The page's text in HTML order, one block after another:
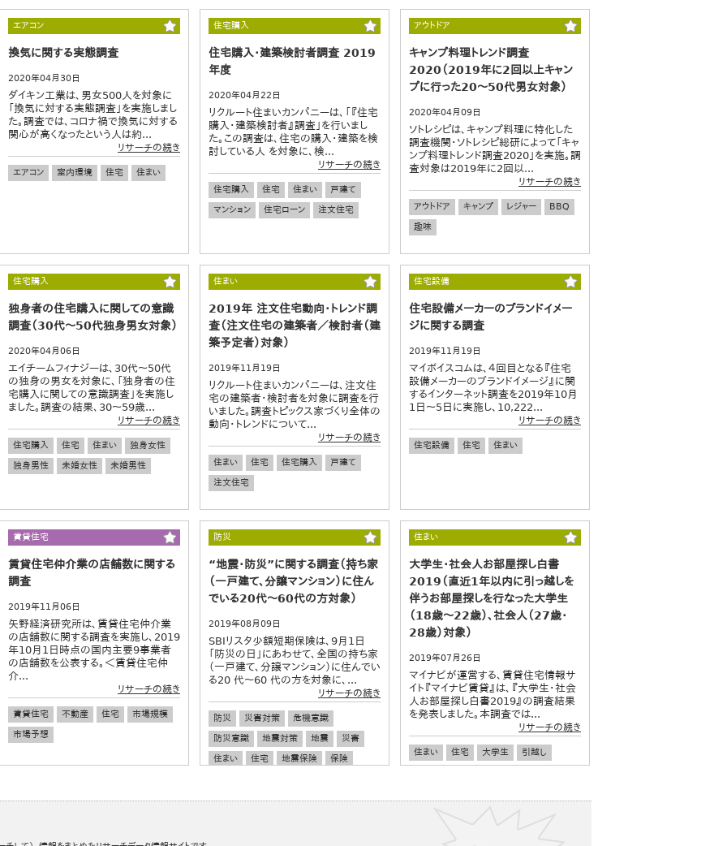
エアコン
換気に関する実態調査
2020年04月30日
ダイキン工業は、男女500人を対象に
「換気に対する実態調査」を実施しまし
た。調査では、コロナ禍で換気に対する
関心が高くなったという人は約...
リサーチの続き
エアコン 室内環境 住宅 住まい
住宅購入
住宅購入・建築検討者調査 2019
年度
2020年04月22日
リクルート住まいカンパニーは、「『住宅
購入・建築検討者』調査」を行いまし
た。この調査は、住宅の購入・建築を検
討している人 を対象に、検...
リサーチの続き
住宅購入 住宅 住まい
戸建て
マンション
住宅ローン 注文住宅
アウトドア
キャンプ料理トレンド調査
2020（2019年に2回以上キャン
プに行った20～50代男女対象）
2020年04月09日
ソトレシピは、キャンプ料理に特化した
調査機関・ソトレシピ総研によって「キャ
ンプ料理トレンド調査2020」を実施。調
査対象は2019年に2回以...
リサーチの続き
アウトドア キャンプ レジャー
BBQ
趣味
住宅購入
独身者の住宅購入に関しての意識
調査（30代～50代独身男女対象）
2020年04月06日
エイチームフィナジーは、30代～50代
の独身の男女を対象に、「独身者の住
宅購入に関しての意識調査」を実施し
ました。調査の結果、30～59歳...
リサーチの続き
住宅購入 住宅 住まい
独身女性
独身男性
未婚女性 未婚男性
住まい
2019年 注文住宅動向・トレンド調
査（注文住宅の建築者／検討者（建
築予定者）対象）
2019年11月19日
リクルート住まいカンパニーは、注文住
宅の建築者・検討者を対象に調査を行
いました。調査トピックス家づくり全体の
動向・トレンドについて...
リサーチの続き
住まい 住宅 住宅購入
戸建て
注文住宅
住宅設備
住宅設備メーカーのブランドイメー
ジに関する調査
2019年11月19日
マイボイスコムは、４回目となる『住宅
設備メーカーのブランドイメージ』に関
するインターネット調査を2019年10月
1日～5日に実施し、10,222...
リサーチの続き
住宅設備 住宅 住まい
賃貸住宅
賃貸住宅仲介業の店舗数に関する
調査
2019年11月06日
矢野経済研究所は、賃貸住宅仲介業
の店舗数に関する調査を実施し、2019
年10月1日時点の国内主要9事業者
の店舗数を公表する。＜賃貸住宅仲
介...
リサーチの続き
賃貸住宅 不動産 住宅
市場規模
市場予想
防災
“地震・防災”に関する調査（持ち家
（一戸建て、分譲マンション）に住ん
でいる20代～60代の方対象）
2019年08月09日
SBIリスタ少額短期保険は、9月1日
「防災の日」にあわせて、全国の持ち家
（一戸建て、分譲マンション）に住んでい
る20 代～60 代の方を対象に、...
リサーチの続き
防災 災害対策
危機意識
防災意識
地震対策 地震
災害
住まい
住宅 地震保険 保険
住まい
大学生・社会人お部屋探し白書
2019（直近1年以内に引っ越しを
伴うお部屋探しを行なった大学生
（18歳～22歳）、社会人（27歳・
28歳）対象）
2019年07月26日
マイナビが運営する、賃貸住宅情報サ
イト『マイナビ賃貸』は、『大学生・社会
人お部屋探し白書2019』の調査結果
を発表しました。本調査では...
リサーチの続き
住まい 住宅 大学生
引越し